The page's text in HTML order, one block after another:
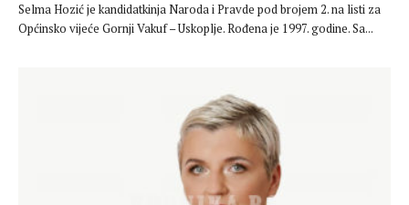
Selma Hozić je kandidatkinja Naroda i Pravde pod brojem 2. na listi za
Općinsko vijeće Gornji Vakuf – Uskoplje. Rođena je 1997. godine. Sa...